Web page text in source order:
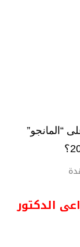
“المانجو”
الدكتور